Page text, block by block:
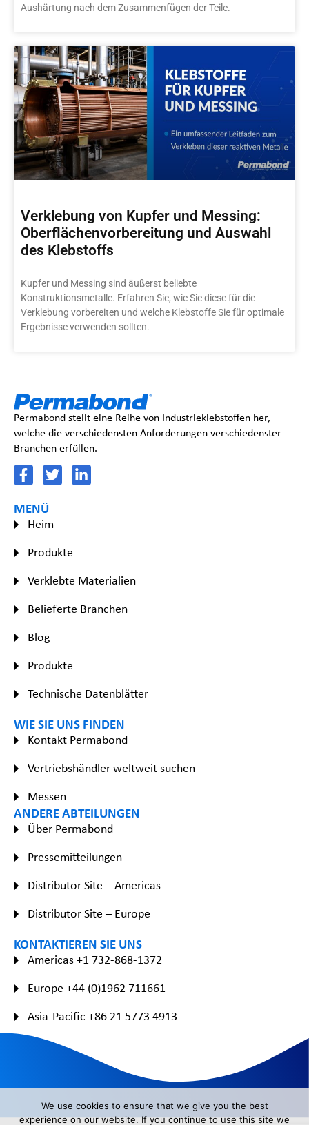
Aushärtung nach dem Zusammenfügen der Teile.
Verklebung von Kupfer und Messing:
Oberflächenvorbereitung und Auswahl
des Klebstoffs
Kupfer und Messing sind äußerst beliebte
Konstruktionsmetalle. Erfahren Sie, wie Sie diese für die
Verklebung vorbereiten und welche Klebstoffe Sie für optimale
Ergebnisse verwenden sollten.
Permabond stellt eine Reihe von Industrieklebstoffen her,
welche die verschiedensten Anforderungen verschiedenster
Branchen erfüllen.
MENÜ
Heim
Produkte
Verklebte Materialien
Belieferte Branchen
Blog
Produkte
Technische Datenblätter
WIE SIE UNS FINDEN
Kontakt Permabond
Vertriebshändler weltweit suchen
Messen
ANDERE ABTEILUNGEN
Über Permabond
Pressemitteilungen
Distributor Site – Americas
Distributor Site – Europe
KONTAKTIEREN SIE UNS
Americas +1 732-868-1372
Europe +44 (0)1962 711661
Asia-Pacific +86 21 5773 4913
We use cookies to ensure that we give you the best
experience on our website. If you continue to use this site we